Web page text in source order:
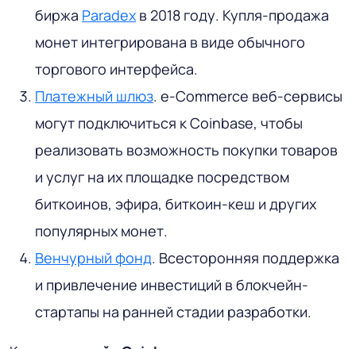
биржа Paradex в 2018 году. Купля-продажа
монет интегрирована в виде обычного
торгового интерфейса.
Платежный шлюз. e-Commerce веб-сервисы
могут подключиться к Coinbase, чтобы
реализовать возможность покупки товаров
и услуг на их площадке посредством
биткоинов, эфира, биткоин-кеш и других
популярных монет.
Венчурный фонд. Всесторонняя поддержка
и привлечение инвестиций в блокчейн-
стартапы на ранней стадии разработки.